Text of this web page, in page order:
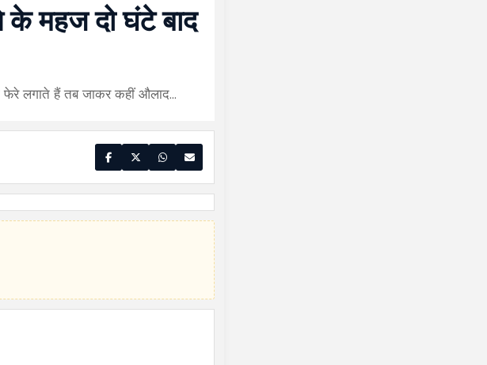
महज दो घंटे बाद
लगाते हैं तब जाकर कहीं औलाद…